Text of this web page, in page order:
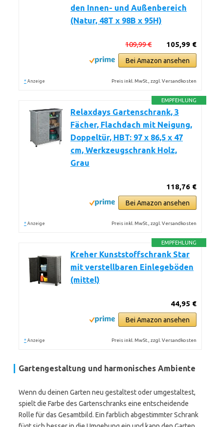
den Innen- und Außenbereich
(Natur, 48T x 98B x 95H)
105,99 €
109,99 €
Bei Amazon ansehen
* Anzeige Preis inkl. MwSt., zzgl. Versandkosten
EMPFEHLUNG
Relaxdays Gartenschrank, 3
Fächer, Flachdach mit Neigung,
Doppeltür, HBT: 97 x 86,5 x 47
cm, Werkzeugschrank Holz,
Grau
118,76 €
Bei Amazon ansehen
* Anzeige Preis inkl. MwSt., zzgl. Versandkosten
EMPFEHLUNG
Kreher Kunststoffschrank Star
mit verstellbaren Einlegeböden
(mittel)
44,95 €
Bei Amazon ansehen
* Anzeige Preis inkl. MwSt., zzgl. Versandkosten
Gartengestaltung und harmonisches Ambiente
Wenn du deinen Garten neu gestaltest oder umgestaltest,
spielt die Farbe des Gartenschranks eine entscheidende
Rolle für das Gesamtbild. Ein farblich abgestimmter Schrank